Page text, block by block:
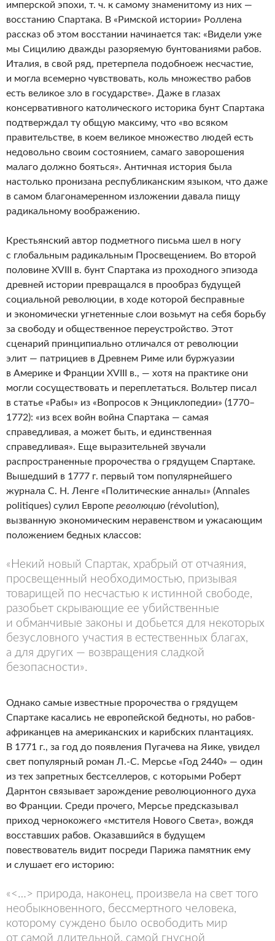
имперской эпохи, т. ч. к самому знаменитому из них —
восстанию Спартака. В «Римской истории» Роллена
рассказ об этом восстании начинается так: «Видели уже
мы Сицилию дважды разоряемую бунтованиями рабов.
Италия, в свой ряд, претерпела подобноеж несчастие,
и могла всемерно чувствовать, коль множество рабов
есть великое зло в государстве». Даже в глазах
консервативного католического историка бунт Спартака
подтверждал ту общую максиму, что «во всяком
правительстве, в коем великое множество людей есть
недовольно своим состоянием, самаго заворошения
малаго должно бояться». Античная история была
настолько пронизана республиканским языком, что даже
в самом благонамеренном изложении давала пищу
радикальному воображению.
Крестьянский автор подметного письма шел в ногу
с глобальным радикальным Просвещением. Во второй
половине XVIII в. бунт Спартака из проходного эпизода
древней истории превращался в прообраз будущей
социальной революции, в ходе которой бесправные
и экономически угнетенные слои возьмут на себя борьбу
за свободу и общественное переустройство. Этот
сценарий принципиально отличался от революции
элит — патрициев в Древнем Риме или буржуазии
в Америке и Франции XVIII в., — хотя на практике они
могли сосуществовать и переплетаться. Вольтер писал
в статье «Рабы» из «Вопросов к Энциклопедии» (1770–
1772): «из всех войн война Спартака — самая
справедливая, а может быть, и единственная
справедливая». Еще выразительней звучали
распространенные пророчества о грядущем Спартаке.
Вышедший в 1777 г. первый том популярнейшего
журнала C. Н. Ленге «Политические анналы» (Annales
politiques) сулил Европе революцию (révolution),
вызванную экономическим неравенством и ужасающим
положением бедных классов:
«Некий новый Спартак, храбрый от отчаяния,
просвещенный необходимостью, призывая
товарищей по несчастью к истинной свободе,
разобьет скрывающие ее убийственные
и обманчивые законы и добьется для некоторых
безусловного участия в естественных благах,
а для других — возвращения сладкой
безопасности».
Однако самые известные пророчества о грядущем
Спартаке касались не европейской бедноты, но рабов-
африканцев на американских и карибских плантациях.
В 1771 г., за год до появления Пугачева на Яике, увидел
свет популярный роман Л.-С. Мерсье «Год 2440» — один
из тех запретных бестселлеров, с которыми Роберт
Дарнтон связывает зарождение революционного духа
во Франции. Среди прочего, Мерсье предсказывал
приход чернокожего «мстителя Нового Света», вождя
восставших рабов. Оказавшийся в будущем
повествователь видит посреди Парижа памятник ему
и слушает его историю:
«<…> природа, наконец, произвела на свет того
необыкновенного, бессмертного человека,
которому суждено было освободить мир
от самой длительной, самой гнусной